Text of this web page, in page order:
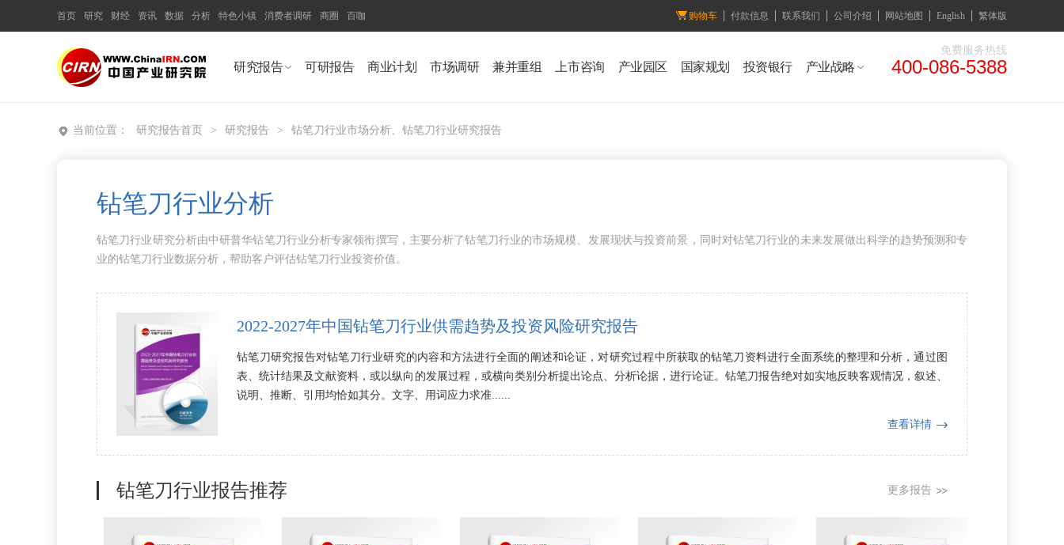
首页 研究 财经 资讯 数据 分析 特色小镇 消费者调研 商圈 百咖 购物车 付款信息 联系我们 公司介绍 网站地图 English 繁体版
研究报告 可研报告 商业计划 市场调研 兼并重组 上市咨询 产业园区 国家规划 投资银行 产业战略
免费服务热线
400-086-5388
当前位置： 研究报告首页 > 研究报告 > 钻笔刀行业市场分析、钻笔刀行业研究报告
钻笔刀行业分析
钻笔刀行业研究分析由中研普华钻笔刀行业分析专家领衔撰写，主要分析了钻笔刀行业的市场规模、发展现状与投资前景，同时对钻笔刀行业的未来发展做出科学的趋势预测和专
业的钻笔刀行业数据分析，帮助客户评估钻笔刀行业投资价值。
2022-2027年中国钻笔刀行业供需趋势及投资风险研究报告
钻笔刀研究报告对钻笔刀行业研究的内容和方法进行全面的阐述和论证，对研究过程中所获取的钻笔刀资料进行全面系统的整理和分析，通过图
表、统计结果及文献资料，或以纵向的发展过程，或横向类别分析提出论点、分析论据，进行论证。钻笔刀报告绝对如实地反映客观情况，叙述、
说明、推断、引用均恰如其分。文字、用词应力求准......
查看详情
钻笔刀行业报告推荐 更多报告